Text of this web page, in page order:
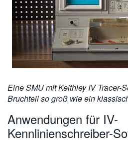
Eine SMU mit Keithley IV Tracer-
Bruchteil so groß wie ein
Anwendungen für IV-
Kennlinienschreiber-